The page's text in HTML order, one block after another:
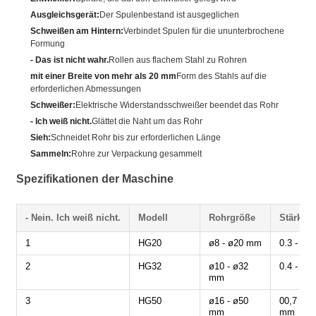
Ausgleichsgerät:Der Spulenbestand ist ausgeglichen
Schweißen am Hintern:Verbindet Spulen für die ununterbrochene
Formung
- Das ist nicht wahr.Rollen aus flachem Stahl zu Rohren
mit einer Breite von mehr als 20 mmForm des Stahls auf die
erforderlichen Abmessungen
Schweißer:Elektrische Widerstandsschweißer beendet das Rohr
- Ich weiß nicht.Glättet die Naht um das Rohr
Sieh:Schneidet Rohr bis zur erforderlichen Länge
Sammeln:Rohre zur Verpackung gesammelt
Spezifikationen der Maschine
- Nein. Ich weiß nicht. Modell Rohrgröße Stärke
1 HG20 ø8 - ø20 mm 0.3 - 1,5
2 HG32
ø10 - ø32
mm
0.4 - 2,0
3 HG50
ø16 - ø50
mm
00,7 bis
mm